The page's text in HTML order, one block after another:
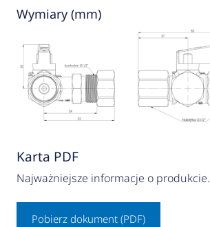
Wymiary (mm)
Karta PDF
Najważniejsze informacje o produkcie.
Pobierz dokument (PDF)